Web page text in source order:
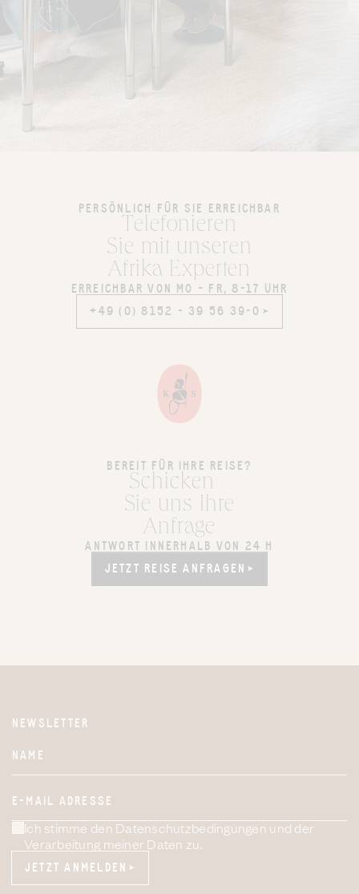
PERSÖNLICH FÜR SIE ERREICHBAR
Telefonieren
Sie mit unseren
Afrika Experten
ERREICHBAR VON MO – FR, 8-17 UHR
+49 (0) 8152 - 39 56 39-0
+49 (0) 8152 - 39 56 39-0
BEREIT FÜR IHRE REISE?
Schicken
Sie uns Ihre
Anfrage
ANTWORT INNERHALB VON 24 H
JETZT REISE ANFRAGEN
JETZT REISE ANFRAGEN
NEWSLETTER
NAME
E-MAIL ADRESSE
Ich stimme den Datenschutzbedingungen und der
Verarbeitung meiner Daten zu.
JETZT ANMELDEN
JETZT ANMELDEN